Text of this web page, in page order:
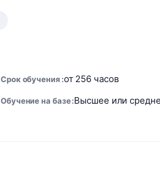
Срок обучения от 256 часов
Обучение на базе Высшее или